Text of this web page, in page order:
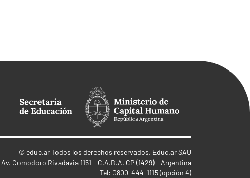
© educ.arTodos los derechos reservados. Educ.ar SAU
Av. Comodoro Rivadavia 1151 - C.A.B.A. CP (1429) - Argentina
Tel: 0800-444-1115 (opción 4)